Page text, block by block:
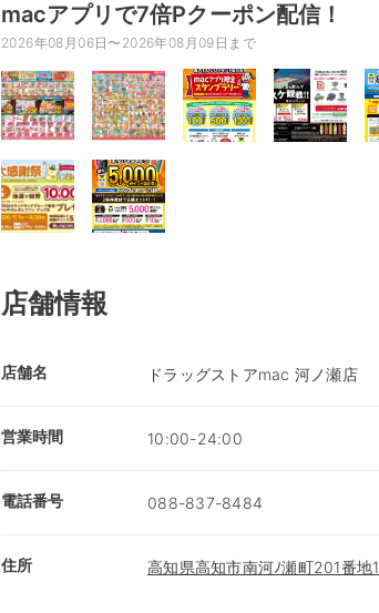
macアプリで7倍Pクーポン配信！
2026年08月06日〜2026年08月09日まで
店舗情報
店舗名 ドラッグストアmac 河ノ瀬店
営業時間 10:00-24:00
電話番号 088-837-8484
住所 高知県高知市南河ﾉ瀬町201番地1